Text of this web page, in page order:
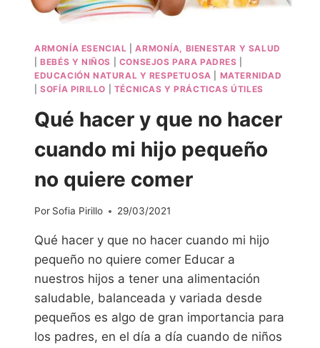
ARMONÍA ESENCIAL |ARMONÍA, BIENESTAR Y SALUD
|BEBÉS Y NIÑOS CONSEJOS PARA PADRES
EDUCACIÓN NATURAL Y RESPETUOSA
MATERNIDAD
|SOFÍA PIRILLO TÉCNICAS Y PRÁCTICAS ÚTILES
Qué hacer y que no hacer
cuando mi hijo pequeño
no quiere comer
Por Sofia Pirillo 29/03/2021
Qué hacer y que no hacer cuando mi hijo
pequeño no quiere comer Educar a
nuestros hijos a tener una alimentación
saludable, balanceada y variada desde
pequeños es algo de gran importancia para
los padres, en el día a día cuando de niños